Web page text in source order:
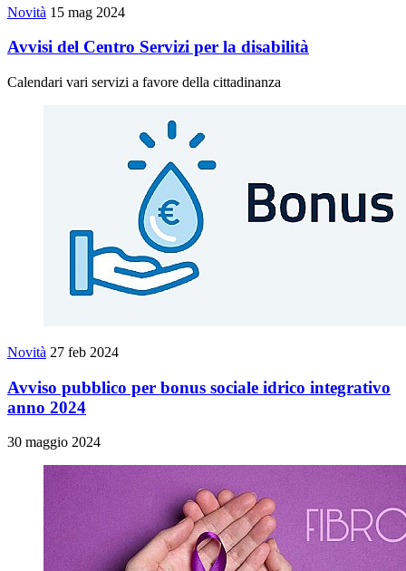
Novità 15 mag 2024
Avvisi del Centro Servizi per la disabilità
Calendari vari servizi a favore della cittadinanza
Novità 27 feb 2024
Avviso pubblico per bonus sociale idrico integrativo
anno 2024
30 maggio 2024